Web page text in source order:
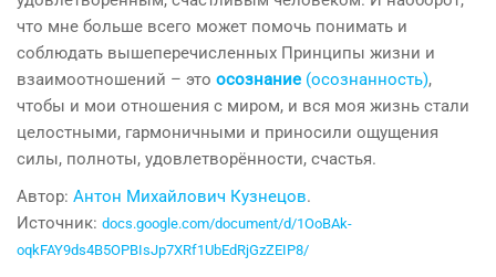
что мне больше всего может помочь понимать и
соблюдать вышеперечисленных Принципы жизни и
взаимоотношений – это осознание (осознанность),
чтобы и мои отношения с миром, и вся моя жизнь стали
целостными, гармоничными и приносили ощущения
силы, полноты, удовлетворённости, счастья.
Автор: Антон Михайлович Кузнецов.
Источник: docs.google.com/document/d/1OoBAk-
oqkFAY9ds4B5OPBIsJp7XRf1UbEdRjGzZEIP8/